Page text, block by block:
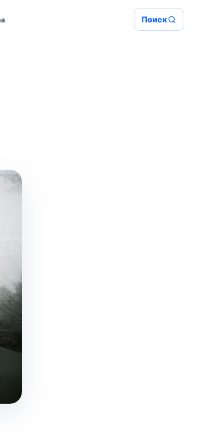
Поиск